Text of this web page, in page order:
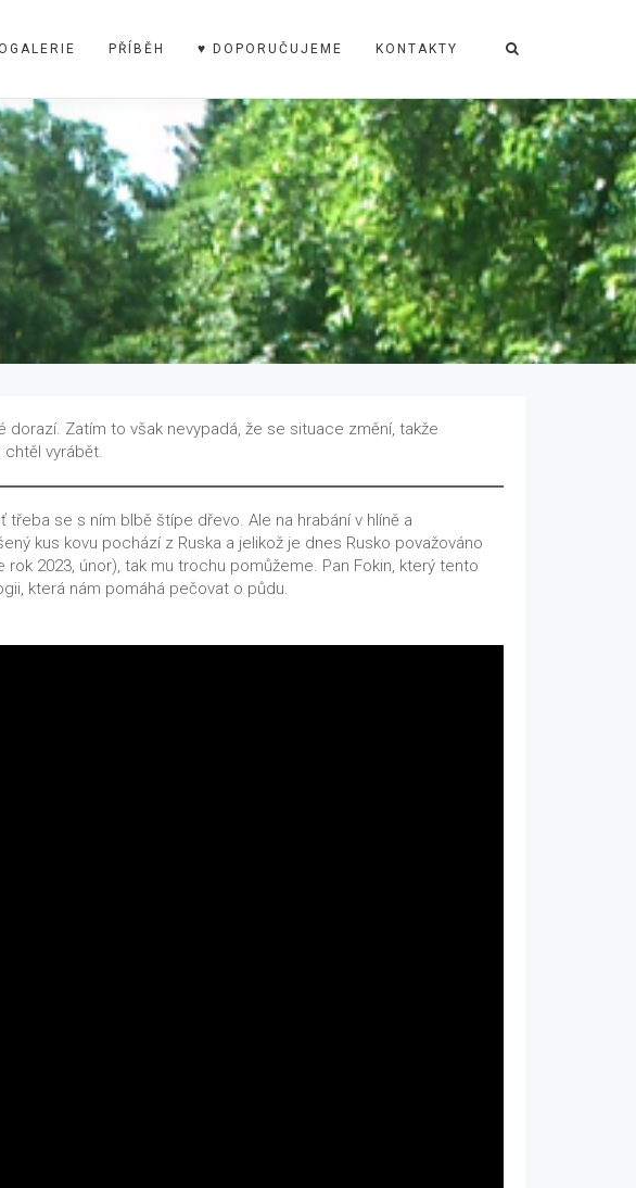
PŘÍBĚH ♥ DOPORUČUJEME KONTAKTY
Zatím to však nevypadá, že se situace změní, takže
vyrábět.
se s ním blbě štípe dřevo. Ale na hrabání v hlíně a
kus kovu pochází z Ruska a jelikož je dnes Rusko považováno
2023, únor), tak mu trochu pomůžeme. Pan Fokin, který tento
která nám pomáhá pečovat o půdu.